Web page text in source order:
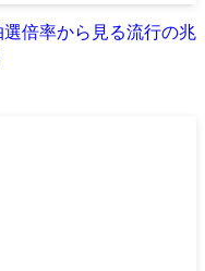
倍率から見る流行の兆